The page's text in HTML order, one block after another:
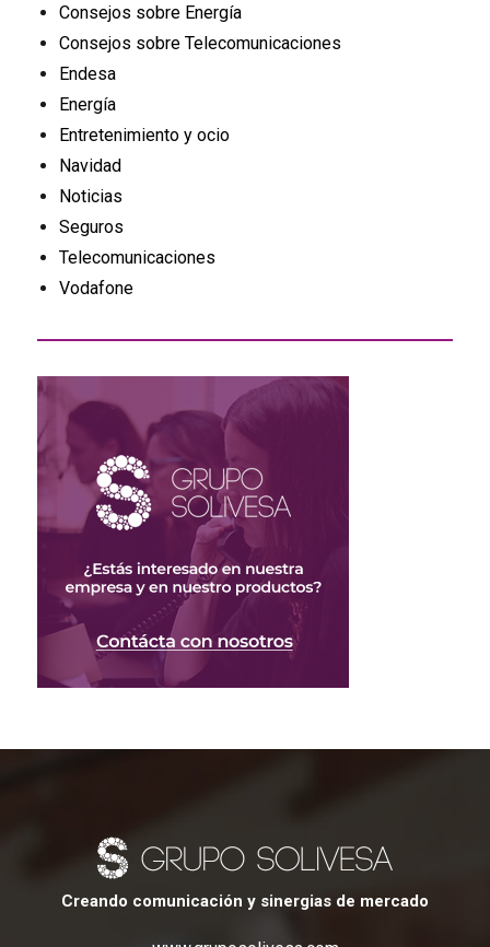
Consejos sobre Energía
Consejos sobre Telecomunicaciones
Endesa
Energía
Entretenimiento y ocio
Navidad
Noticias
Seguros
Telecomunicaciones
Vodafone
Creando comunicación y sinergias de mercado